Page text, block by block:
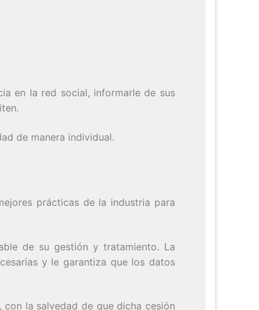
en la red social, informarle de sus
de manera individual.
prácticas de la industria para
de su gestión y tratamiento. La
y le garantiza que los datos
la salvedad de que dicha cesión